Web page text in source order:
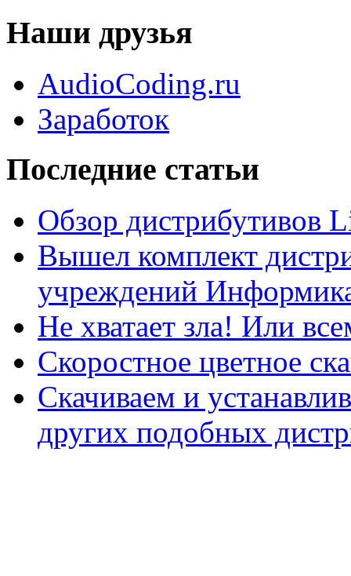
Наши друзья
AudioCoding.ru
Заработок
Последние статьи
Обзор дистрибутивов
Вышел комплект
учреждений
Не хватает зла! Или
Скоростное цветное
Скачиваем и
других подобных